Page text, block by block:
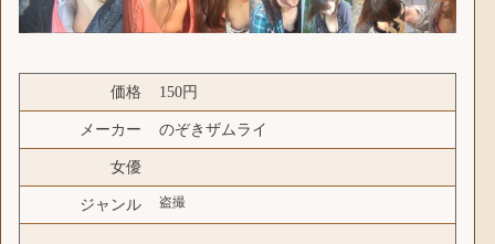
価格 150円
メーカー のぞきザムライ
女優
ジャンル 盗撮